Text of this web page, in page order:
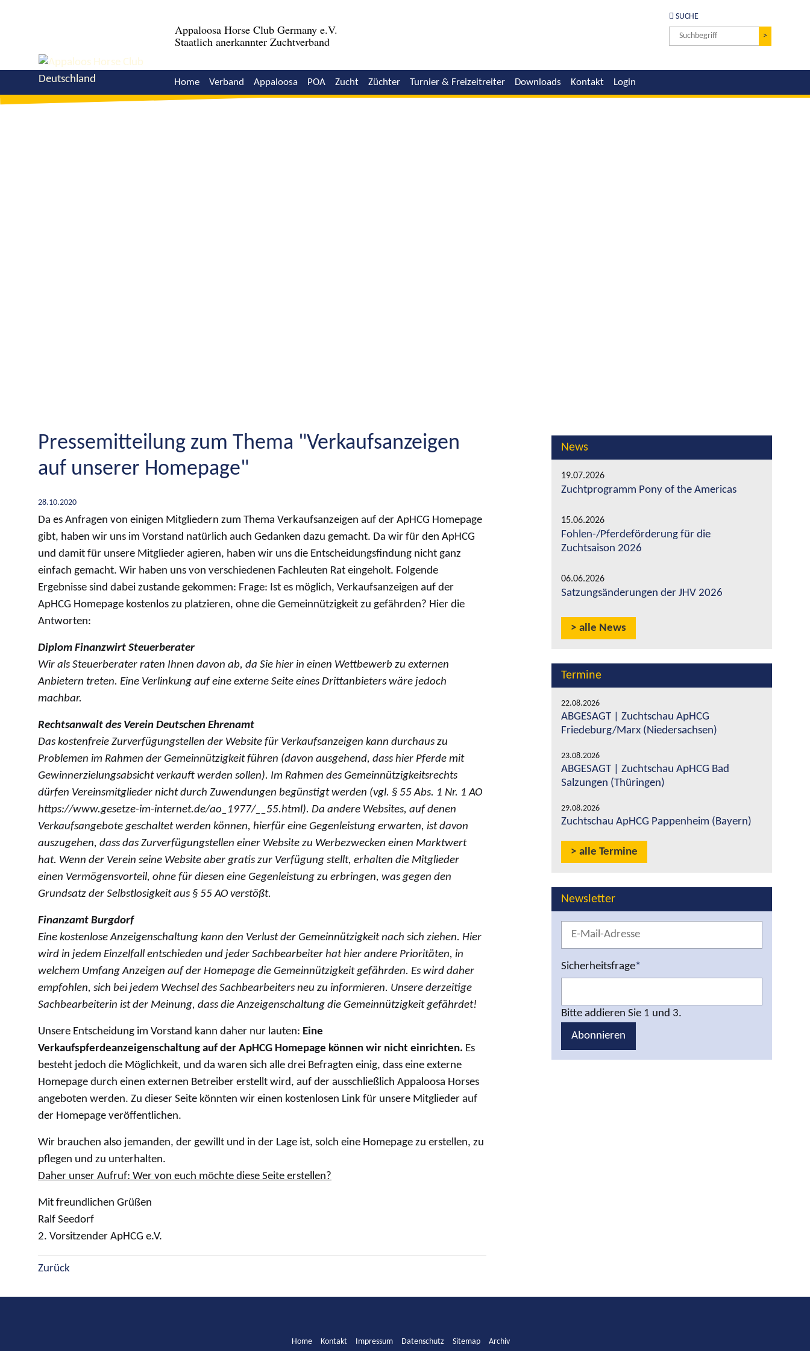
Appaloosa Horse Club Germany e.V.
Staatlich anerkannter Zuchtverband
SUCHE
>
Home Verband Appaloosa POA Zucht Züchter Turnier & Freizeitreiter Downloads Kontakt Login
Pressemitteilung zum Thema "Verkaufsanzeigen
auf unserer Homepage"
28.10.2020
Da es Anfragen von einigen Mitgliedern zum Thema Verkaufsanzeigen auf der ApHCG Homepage
gibt, haben wir uns im Vorstand natürlich auch Gedanken dazu gemacht. Da wir für den ApHCG
und damit für unsere Mitglieder agieren, haben wir uns die Entscheidungsfindung nicht ganz
einfach gemacht. Wir haben uns von verschiedenen Fachleuten Rat eingeholt. Folgende
Ergebnisse sind dabei zustande gekommen: Frage: Ist es möglich, Verkaufsanzeigen auf der
ApHCG Homepage kostenlos zu platzieren, ohne die Gemeinnützigkeit zu gefährden? Hier die
Antworten:
Diplom Finanzwirt Steuerberater
Wir als Steuerberater raten Ihnen davon ab, da Sie hier in einen Wettbewerb zu externen
Anbietern treten. Eine Verlinkung auf eine externe Seite eines Drittanbieters wäre jedoch
machbar.
Rechtsanwalt des Verein Deutschen Ehrenamt
Das kostenfreie Zurverfügungstellen der Website für Verkaufsanzeigen kann durchaus zu
Problemen im Rahmen der Gemeinnützigkeit führen (davon ausgehend, dass hier Pferde mit
Gewinnerzielungsabsicht verkauft werden sollen). Im Rahmen des Gemeinnützigkeitsrechts
dürfen Vereinsmitglieder nicht durch Zuwendungen begünstigt werden (vgl. § 55 Abs. 1 Nr. 1 AO
https://www.gesetze-im-internet.de/ao_1977/__55.html). Da andere Websites, auf denen
Verkaufsangebote geschaltet werden können, hierfür eine Gegenleistung erwarten, ist davon
auszugehen, dass das Zurverfügungstellen einer Website zu Werbezwecken einen Marktwert
hat. Wenn der Verein seine Website aber gratis zur Verfügung stellt, erhalten die Mitglieder
einen Vermögensvorteil, ohne für diesen eine Gegenleistung zu erbringen, was gegen den
Grundsatz der Selbstlosigkeit aus § 55 AO verstößt.
Finanzamt Burgdorf
Eine kostenlose Anzeigenschaltung kann den Verlust der Gemeinnützigkeit nach sich ziehen. Hier
wird in jedem Einzelfall entschieden und jeder Sachbearbeiter hat hier andere Prioritäten, in
welchem Umfang Anzeigen auf der Homepage die Gemeinnützigkeit gefährden. Es wird daher
empfohlen, sich bei jedem Wechsel des Sachbearbeiters neu zu informieren. Unsere derzeitige
Sachbearbeiterin ist der Meinung, dass die Anzeigenschaltung die Gemeinnützigkeit gefährdet!
Unsere Entscheidung im Vorstand kann daher nur lauten: Eine
Verkaufspferdeanzeigenschaltung auf der ApHCG Homepage können wir nicht einrichten. Es
besteht jedoch die Möglichkeit, und da waren sich alle drei Befragten einig, dass eine externe
Homepage durch einen externen Betreiber erstellt wird, auf der ausschließlich Appaloosa Horses
angeboten werden. Zu dieser Seite könnten wir einen kostenlosen Link für unsere Mitglieder auf
der Homepage veröffentlichen.
Wir brauchen also jemanden, der gewillt und in der Lage ist, solch eine Homepage zu erstellen, zu
pflegen und zu unterhalten.
Daher unser Aufruf: Wer von euch möchte diese Seite erstellen?
Mit freundlichen Grüßen
Ralf Seedorf
2. Vorsitzender ApHCG e.V.
Zurück
News
19.07.2026
Zuchtprogramm Pony of the Americas
15.06.2026
Fohlen-/Pferdeförderung für die
Zuchtsaison 2026
06.06.2026
Satzungsänderungen der JHV 2026
alle News
Termine
22.08.2026
ABGESAGT | Zuchtschau ApHCG
Friedeburg/Marx (Niedersachsen)
23.08.2026
ABGESAGT | Zuchtschau ApHCG Bad
Salzungen (Thüringen)
29.08.2026
Zuchtschau ApHCG Pappenheim (Bayern)
alle Termine
Newsletter
Sicherheitsfrage*
Bitte addieren Sie 1 und 3.
Abonnieren
Home Kontakt Impressum Datenschutz Sitemap Archiv